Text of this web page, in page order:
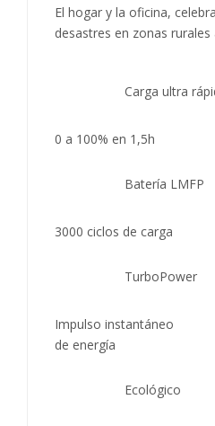
El hogar y la oficina,
desastres en zonas
Carga ultra
0 a 100% en 1,5h
Batería LMFP
3000 ciclos de carga
TurboPower
Impulso instantáneo
de energía
Ecológico